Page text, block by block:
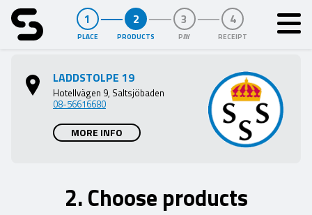
PLACE PRODUCTS PAY RECEIPT
LADDSTOLPE 19
Hotellvägen 9, Saltsjöbaden
08-56616680
MORE INFO
2. Choose products